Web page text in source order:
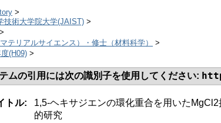
>
技術大学院大学(JAIST) >
>
テリアルサイエンス）・修士（材料科学）
>
(H09) >
ムの引用には次の識別子を使用してください:
トル:
1,5-ヘキサジエンの環化重合を用いた
的研究